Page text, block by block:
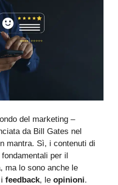
del marketing –
da Bill Gates nel
mantra. Sì, i contenuti di
per il
ma lo sono anche le
feedback, le opinioni.